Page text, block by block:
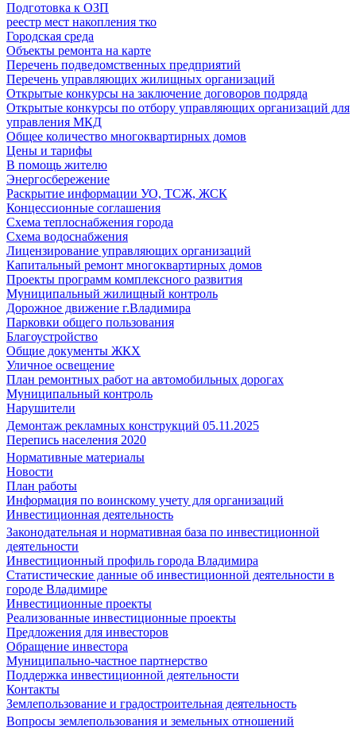
Подготовка к ОЗП
реестр мест накопления тко
Городская среда
Объекты ремонта на карте
Перечень подведомственных предприятий
Перечень управляющих жилищных организаций
Открытые конкурсы на заключение договоров подряда
Открытые конкурсы по отбору управляющих организаций для
управления МКД
Общее количество многоквартирных домов
Цены и тарифы
В помощь жителю
Энергосбережение
Раскрытие информации УО, ТСЖ, ЖСК
Концессионные соглашения
Схема теплоснабжения города
Схема водоснабжения
Лицензирование управляющих организаций
Капитальный ремонт многоквартирных домов
Проекты программ комплексного развития
Муниципальный жилищный контроль
Дорожное движение г.Владимира
Парковки общего пользования
Благоустройство
Общие документы ЖКХ
Уличное освещение
План ремонтных работ на автомобильных дорогах
Муниципальный контроль
Нарушители
Демонтаж рекламных конструкций 05.11.2025
Перепись населения 2020
Нормативные материалы
Новости
План работы
Информация по воинскому учету для организаций
Инвестиционная деятельность
Законодательная и нормативная база по инвестиционной
деятельности
Инвестиционный профиль города Владимира
Статистические данные об инвестиционной деятельности в
городе Владимире
Инвестиционные проекты
Реализованные инвестиционные проекты
Предложения для инвесторов
Обращение инвестора
Муниципально-частное партнерство
Поддержка инвестиционной деятельности
Контакты
Землепользование и градостроительная деятельность
Вопросы землепользования и земельных отношений